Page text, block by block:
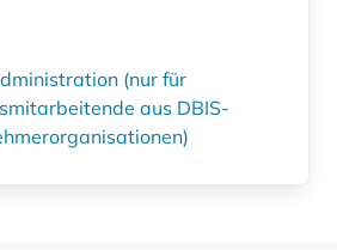
(nur für
aus DBIS-